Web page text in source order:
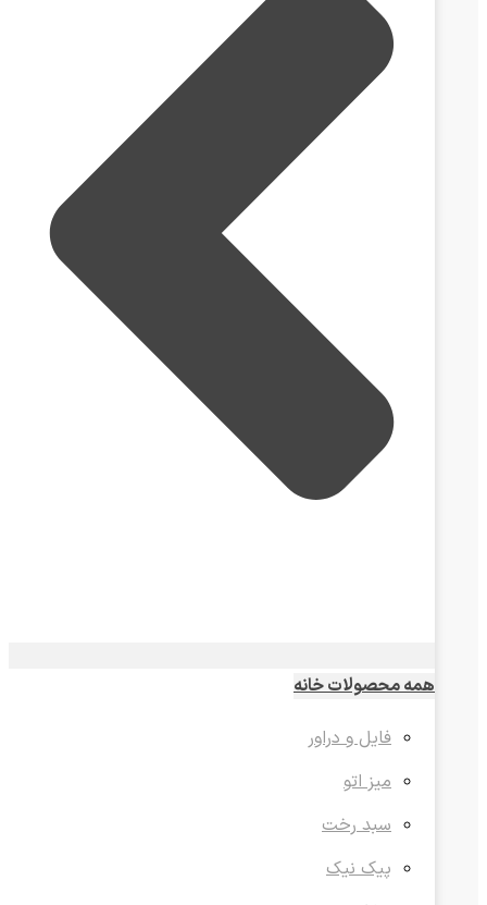
همه محصولات خانه
فایل و دراور
میز اتو
سبد رخت
پیک نیک